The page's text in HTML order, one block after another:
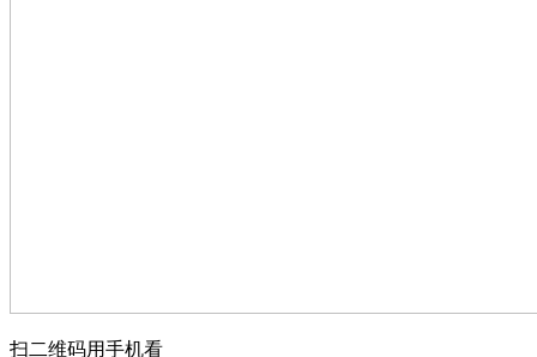
扫二维码用手机看